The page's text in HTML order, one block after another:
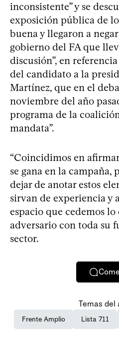
inconsistente” y se
exposición pública de
buena y llegaron a
gobierno del FA que
discusión”, en
del candidato a la
Martínez, que en el
noviembre del año
programa de la
mandata”.
“Coincidimos en
se gana en la campaña,
dejar de anotar estos
sirvan de experiencia y
espacio que cedemos
adversario con toda su
sector.
Temas del
Frente Amplio Lista 711